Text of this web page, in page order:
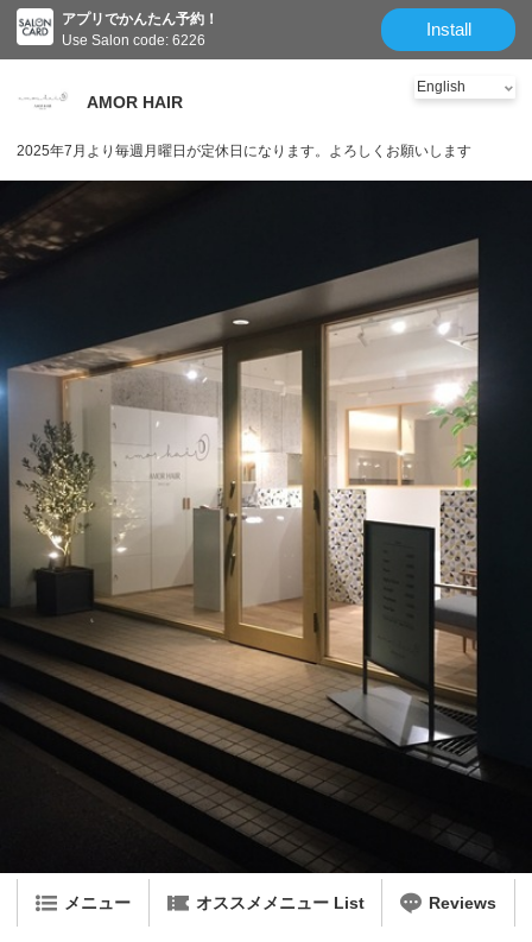
アプリでかんたん予約！
Use Salon code: 6226
Install
AMOR HAIR
2025年7月より毎週月曜日が定休日になります。よろしくお願いします
メニュー オススメメニュー List Reviews